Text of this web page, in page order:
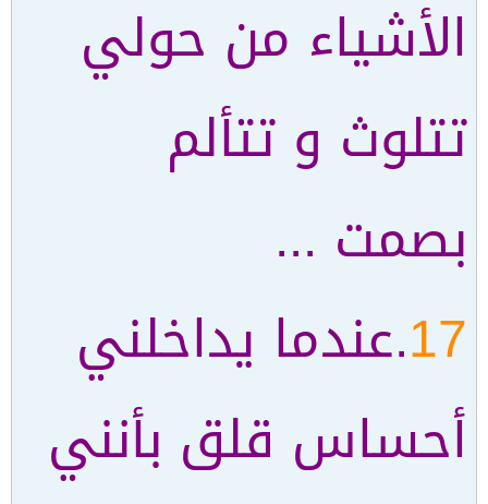
الأشياء من حولي
تتلوث و تتألم
بصمت ...
17.عندما يداخلني
أحساس قلق بأنني